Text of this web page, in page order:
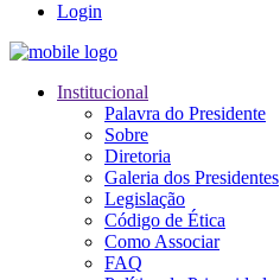
Login
Institucional
Palavra do Presidente
Sobre
Diretoria
Galeria dos Presidentes
Legislação
Código de Ética
Como Associar
FAQ